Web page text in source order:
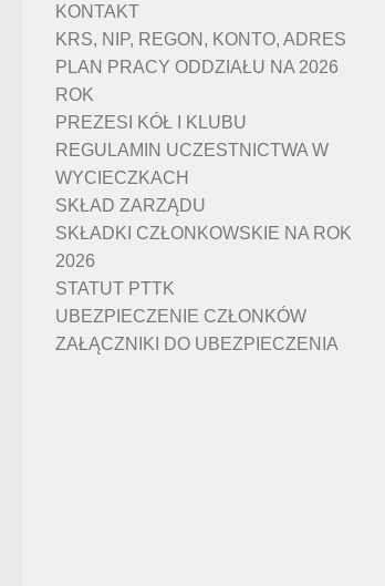
KONTAKT
KRS, NIP, REGON, KONTO, ADRES
PLAN PRACY ODDZIAŁU NA 2026
ROK
PREZESI KÓŁ I KLUBU
REGULAMIN UCZESTNICTWA W
WYCIECZKACH
SKŁAD ZARZĄDU
SKŁADKI CZŁONKOWSKIE NA ROK
2026
STATUT PTTK
UBEZPIECZENIE CZŁONKÓW
ZAŁĄCZNIKI DO UBEZPIECZENIA